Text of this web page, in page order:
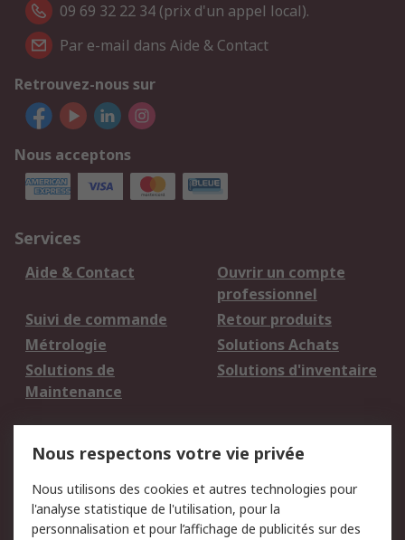
09 69 32 22 34 (prix d'un appel local).
Par e-mail dans Aide & Contact
Retrouvez-nous sur
Nous acceptons
Services
Aide & Contact
Ouvrir un compte
professionnel
Suivi de commande
Retour produits
Métrologie
Solutions Achats
Solutions de
Maintenance
Solutions d'inventaire
du site
Politique de protection
Sécurité des E-mails
Nous respectons votre vie privée
Nous utilisons des cookies et autres technologies pour
l'analyse statistique de l'utilisation, pour la
personnalisation et pour l’affichage de publicités sur des